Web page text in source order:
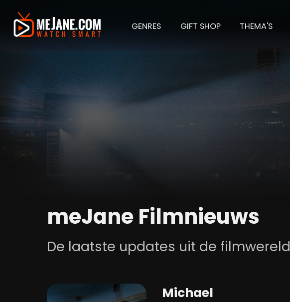
GENRES GIFT SHOP THEMA'S
meJane Filmnieuws
De laatste updates uit de filmwereld
Michael